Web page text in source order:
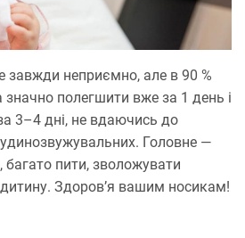
завжди неприємно, але в 90 %
полегшити вже за 1 день і
3–4 дні, не вдаючись до
Головне —
багато пити, зволожувати
дитину. Здоров’я вашим носикам!